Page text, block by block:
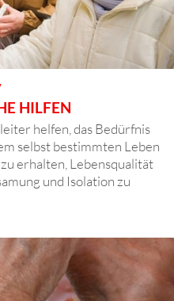
HILFEN
helfen, das Bedürfnis
selbst bestimmten Leben
erhalten, Lebensqualität
und Isolation zu